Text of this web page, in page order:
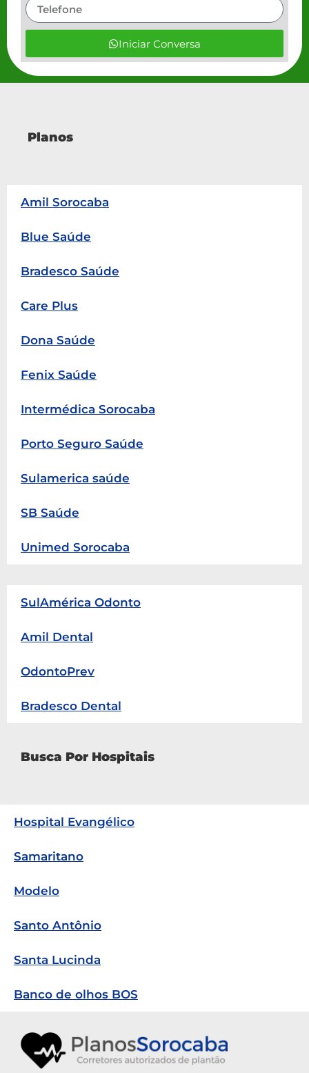
Iniciar Conversa
Planos
Amil Sorocaba
Blue Saúde
Bradesco Saúde
Care Plus
Dona Saúde
Fenix Saúde
Intermédica Sorocaba
Porto Seguro Saúde
Sulamerica saúde
SB Saúde
Unimed Sorocaba
SulAmérica Odonto
Amil Dental
OdontoPrev
Bradesco Dental
Busca Por Hospitais
Hospital Evangélico
Samaritano
Modelo
Santo Antônio
Santa Lucinda
Banco de olhos BOS